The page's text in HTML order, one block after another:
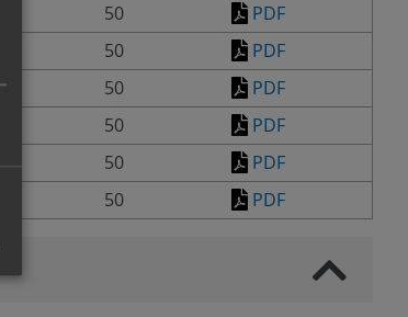
50
PDF
50
PDF
50
PDF
50
PDF
50
PDF
50 PDF